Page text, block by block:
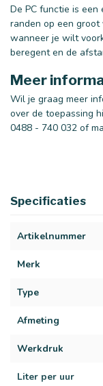
De PC functie is
randen op een groot
wanneer je wilt
beregent en de
Meer
Wil je graag meer
over de toepassing
0488 - 740 032 of
Specificaties
Artikelnummer
Merk
Type
Afmeting
Werkdruk
Liter per uur